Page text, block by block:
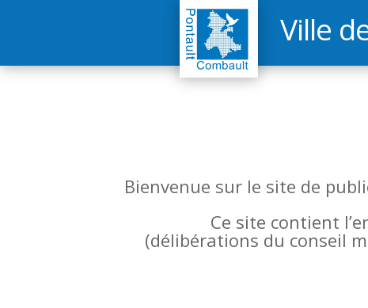
Ville
Bienvenue sur le site de
Ce site contient
(délibérations du conseil